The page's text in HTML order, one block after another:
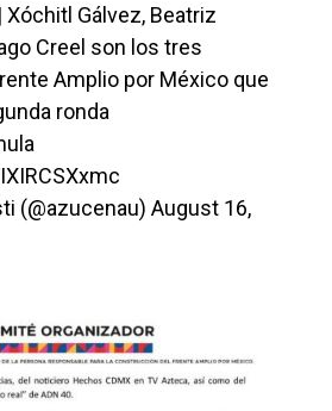
| Xóchitl Gálvez, Beatriz
Creel son los tres
Amplio por México que
ronda
(@azucenau) August 16,